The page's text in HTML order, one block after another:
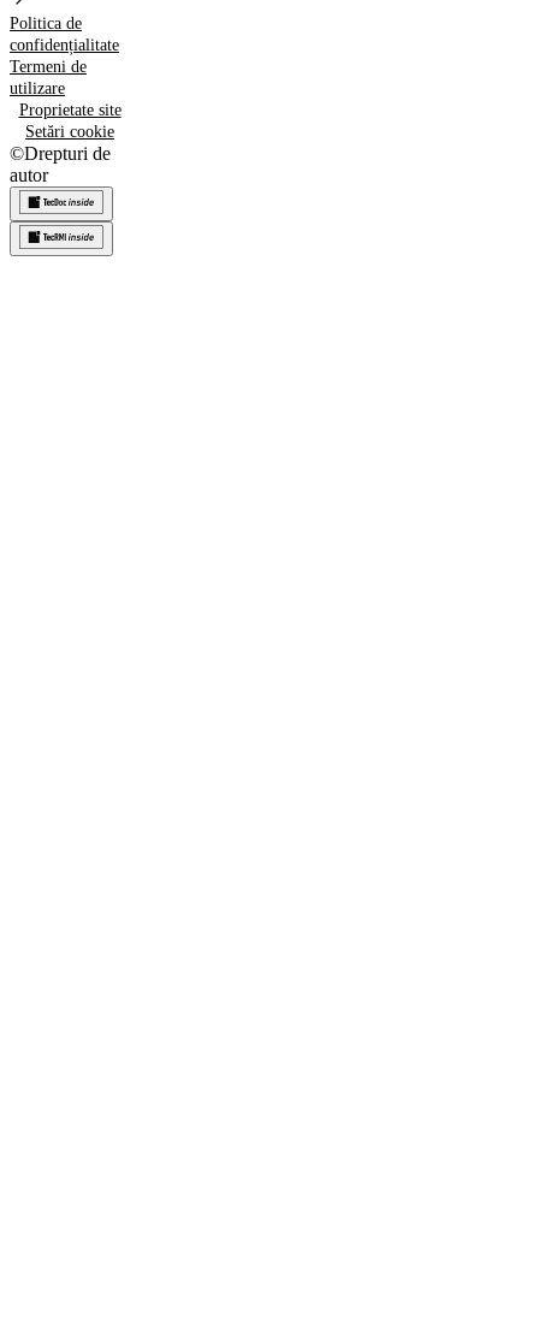
Politica de
confidențialitate
Termeni de
utilizare
Proprietate site
Setări cookie
©Drepturi de
autor